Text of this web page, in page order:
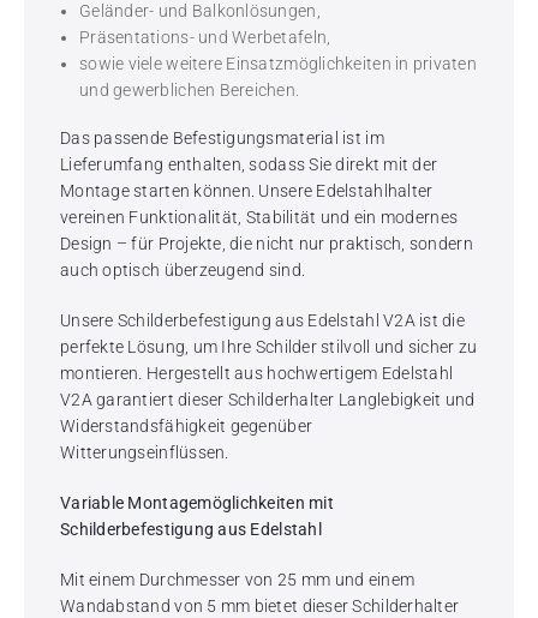
Geländer- und Balkonlösungen,
Präsentations- und Werbetafeln,
sowie viele weitere Einsatzmöglichkeiten in privaten
und gewerblichen Bereichen.
Das passende Befestigungsmaterial ist im
Lieferumfang enthalten, sodass Sie direkt mit der
Montage starten können. Unsere Edelstahlhalter
vereinen Funktionalität, Stabilität und ein modernes
Design – für Projekte, die nicht nur praktisch, sondern
auch optisch überzeugend sind.
Unsere Schilderbefestigung aus Edelstahl V2A ist die
perfekte Lösung, um Ihre Schilder stilvoll und sicher zu
montieren. Hergestellt aus hochwertigem Edelstahl
V2A garantiert dieser Schilderhalter Langlebigkeit und
Widerstandsfähigkeit gegenüber
Witterungseinflüssen.
Variable Montagemöglichkeiten mit
Schilderbefestigung aus Edelstahl
Mit einem Durchmesser von 25 mm und einem
Wandabstand von 5 mm bietet dieser Schilderhalter